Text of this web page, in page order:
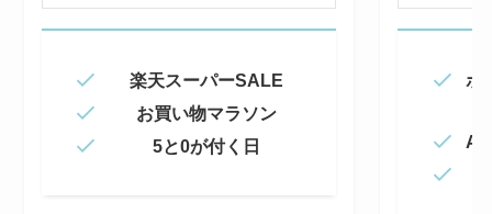
楽天スーパーSALE
お買い物マラソン
5と0が付く日
ポ